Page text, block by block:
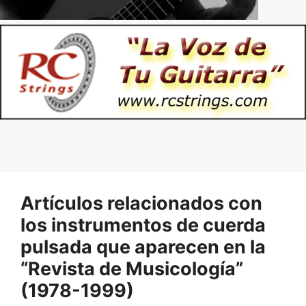
Artículos relacionados con
los instrumentos de cuerda
pulsada que aparecen en la
“Revista de Musicología”
(1978-1999)